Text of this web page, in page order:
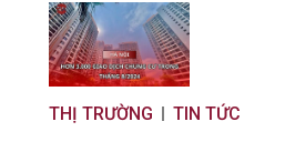
THỊ TRƯỜNG TIN TỨC